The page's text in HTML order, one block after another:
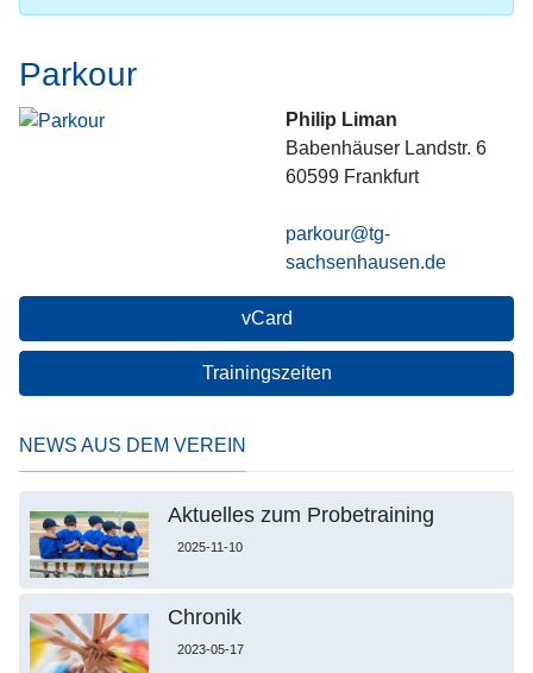
Parkour
Philip Liman
Babenhäuser Landstr. 6
60599 Frankfurt
parkour@tg-
sachsenhausen.de
vCard
Trainingszeiten
NEWS AUS DEM VEREIN
Aktuelles zum Probetraining
2025-11-10
Chronik
2023-05-17